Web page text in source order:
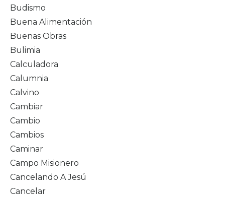
Budismo
Buena Alimentación
Buenas Obras
Bulimia
Calculadora
Calumnia
Calvino
Cambiar
Cambio
Cambios
Caminar
Campo Misionero
Cancelando A Jesú
Cancelar